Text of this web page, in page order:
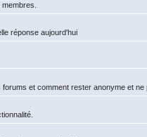
réponse aujourd'hui
et comment rester anonyme et